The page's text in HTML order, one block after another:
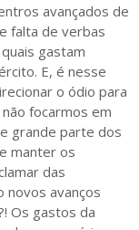
avançados de
falta de verbas
gastam
E, é nesse
o ódio para
focarmos em
grande parte dos
manter os
das
avanços
Os gastos da